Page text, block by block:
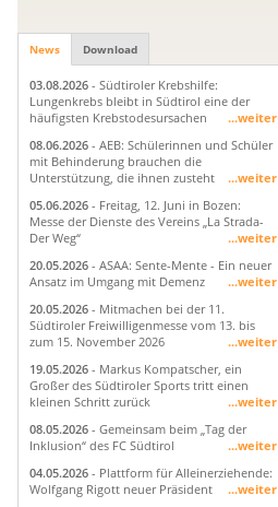
News Download
03.08.2026 - Südtiroler Krebshilfe:
Lungenkrebs bleibt in Südtirol eine der
häufigsten Krebstodesursachen
...weiter
08.06.2026 - AEB: Schülerinnen und Schüler
mit Behinderung brauchen die
Unterstützung, die ihnen zusteht
...weiter
05.06.2026 - Freitag, 12. Juni in Bozen:
Messe der Dienste des Vereins „La Strada-
Der Weg“
...weiter
20.05.2026 - ASAA: Sente-Mente - Ein neuer
Ansatz im Umgang mit Demenz
...weiter
20.05.2026 - Mitmachen bei der 11.
Südtiroler Freiwilligenmesse vom 13. bis
zum 15. November 2026
...weiter
19.05.2026 - Markus Kompatscher, ein
Großer des Südtiroler Sports tritt einen
kleinen Schritt zurück
...weiter
08.05.2026 - Gemeinsam beim „Tag der
Inklusion“ des FC Südtirol
...weiter
04.05.2026 - Plattform für Alleinerziehende:
Wolfgang Rigott neuer Präsident
...weiter